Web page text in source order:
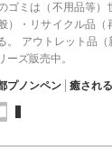
のゴミは（不用品等
）・リサイクル品（
。 アウトレット品
ーズ販売中。
プノンペン 癒される